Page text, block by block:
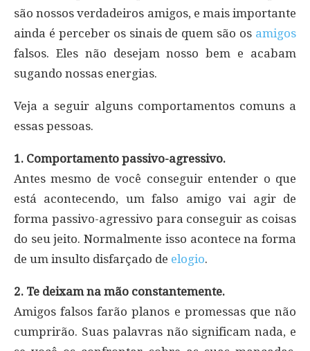
são nossos verdadeiros amigos, e mais importante
ainda é perceber os sinais de quem são os amigos
falsos. Eles não desejam nosso bem e acabam
sugando nossas energias.
Veja a seguir alguns comportamentos comuns a
essas pessoas.
1. Comportamento passivo-agressivo.
Antes mesmo de você conseguir entender o que
está acontecendo, um falso amigo vai agir de
forma passivo-agressivo para conseguir as coisas
do seu jeito. Normalmente isso acontece na forma
de um insulto disfarçado de elogio.
2. Te deixam na mão constantemente.
Amigos falsos farão planos e promessas que não
cumprirão. Suas palavras não significam nada, e